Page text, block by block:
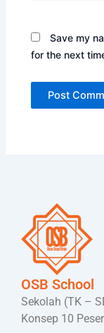
Save my
for the next
OSB School
Sekolah (TK –
Konsep 10